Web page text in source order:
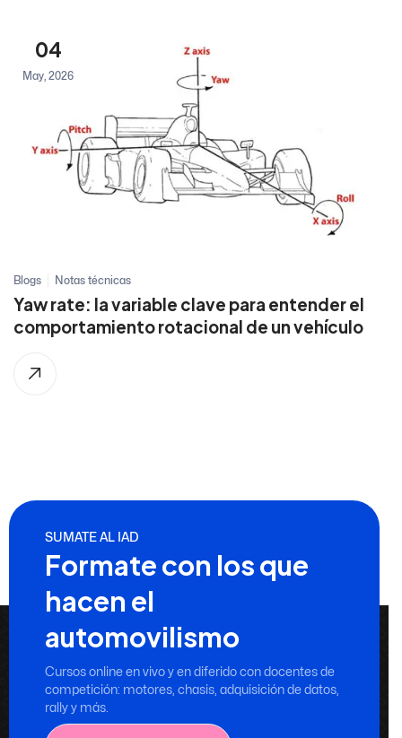
04
May, 2026
Blogs Notas técnicas
Yaw rate: la variable clave para entender el
comportamiento rotacional de un vehículo
SUMATE AL IAD
Formate con los que
hacen el
automovilismo
Cursos online en vivo y en diferido con docentes de
competición: motores, chasis, adquisición de datos,
rally y más.